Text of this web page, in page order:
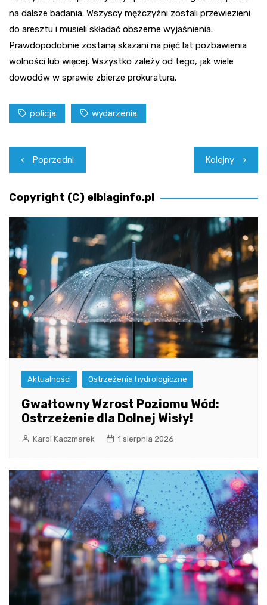
na dalsze badania. Wszyscy mężczyźni zostali przewiezieni
do aresztu i musieli składać obszerne wyjaśnienia.
Prawdopodobnie zostaną skazani na pięć lat pozbawienia
wolności lub więcej. Wszystko zależy od tego, jak wiele
dowodów w sprawie zbierze prokuratura.
policja wydarzenia
Nawigacja
wpisu
Poprzedni Kolejny
Copyright (C) elblaginfo.pl
Aktualności Ostrzeżenia hydrologiczne
Gwałtowny Wzrost Poziomu Wód:
Ostrzeżenie dla Dolnej Wisły!
Karol Kaczmarek 1 sierpnia 2026